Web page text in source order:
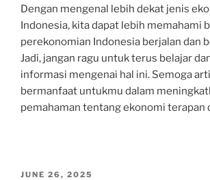
Dengan mengenal lebih dekat jenis
Indonesia, kita dapat lebih memahami
perekonomian Indonesia berjalan dan
Jadi, jangan ragu untuk terus belajar
informasi mengenai hal ini. Semoga
bermanfaat untukmu dalam
pemahaman tentang ekonomi terapan
POSTED
JUNE 26, 2025